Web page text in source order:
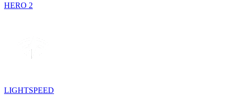
HERO 2
LIGHTSPEED